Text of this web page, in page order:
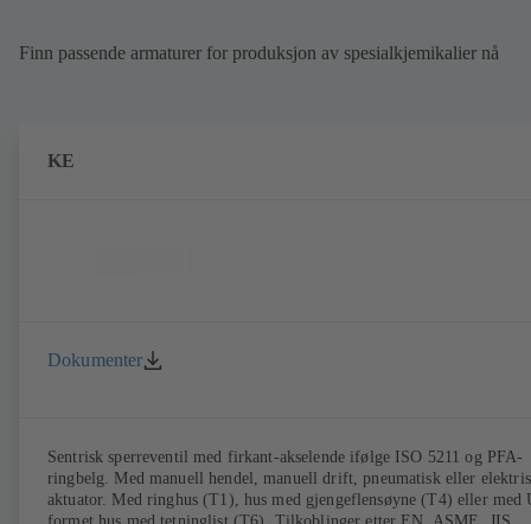
Finn passende armaturer for produksjon av spesialkjemikalier nå
KE
Dokumenter
Sentrisk sperreventil med firkant-akselende ifølge ISO 5211 og PFA-
ringbelg. Med manuell hendel, manuell drift, pneumatisk eller
aktuator. Med ringhus (T1), hus med gjengeflensøyne (T4) eller med